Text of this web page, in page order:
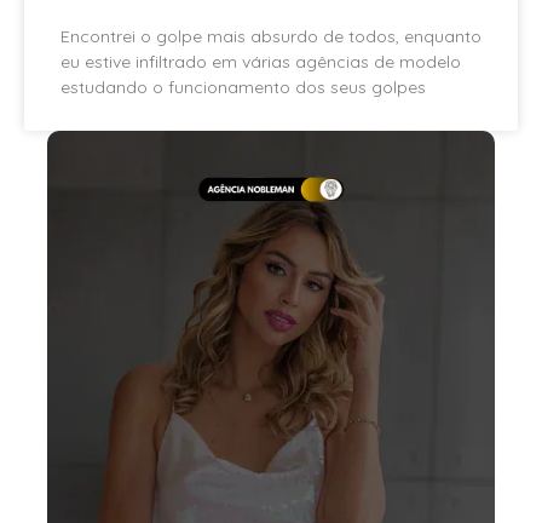
Encontrei o golpe mais absurdo de todos, enquanto
eu estive infiltrado em várias agências de modelo
estudando o funcionamento dos seus golpes